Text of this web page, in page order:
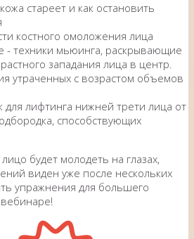
стареет и как остановить
костного омоложения лица
- техники мьюинга, раскрывающие
западания лица в центр.
утраченных с возрастом объемов
лифтинга нижней трети лица от
способствующих
будет молодеть на глазах,
виден уже после нескольких
упражнения для большего